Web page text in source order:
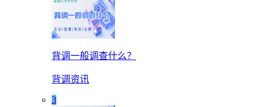
背调一般调查什么？
背调资讯
3